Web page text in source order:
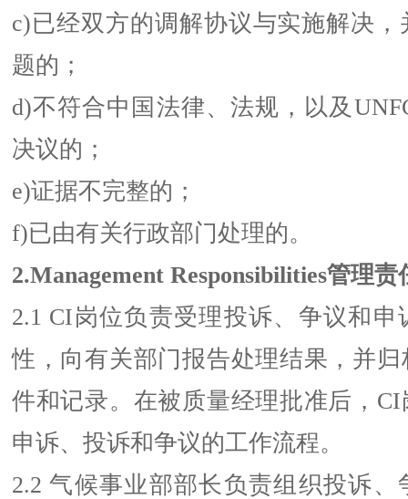
c)已经双方的调解协议与实施解决
题的；
d)不符合中国法律、法规，以及
决议的；
e)证据不完整的；
f)已由有关行政部门处理的。
2.Management Responsibilities管理责
2.1 CI岗位负责受理投诉、争议和申
性，向有关部门报告处理结果，并
件和记录。在被质量经理批准后，
申诉、投诉和争议的工作流程。
2.2 气候事业部部长负责组织投诉、